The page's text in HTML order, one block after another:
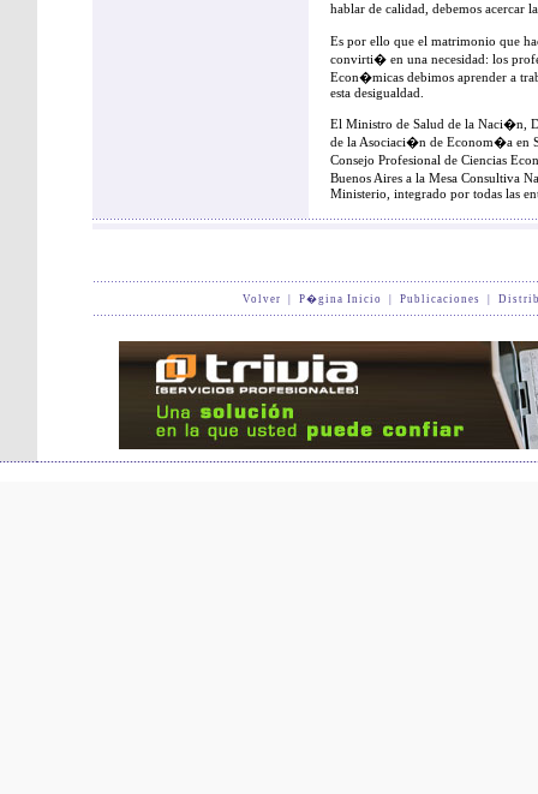
hablar de calidad, debemos
Es por ello que el matrimonio que
convirti� en una necesidad: los
Econ�micas debimos aprender a
esta desigualdad.
El Ministro de Salud de la
de la Asociaci�n de Econom�a en
Consejo Profesional de Ciencias
Buenos Aires a la Mesa Consultiva
Ministerio, integrado por todas las
Volver P�gina Inicio Publicaciones